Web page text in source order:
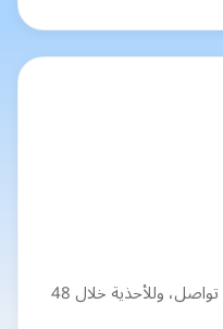
نظيف ومكوي إلى باب بيتك بدون تواصل، وللأحذية خلال 48